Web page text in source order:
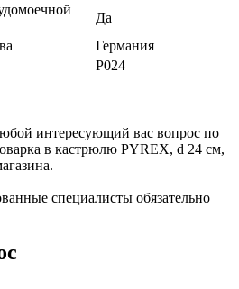
Да
Германия
P024
интересующий вас вопрос по
в кастрюлю PYREX, d 24 см,
специалисты обязательно